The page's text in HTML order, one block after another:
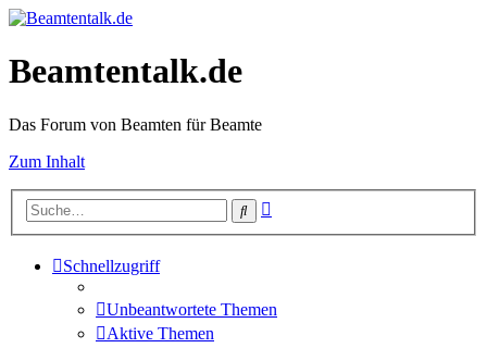
Beamtentalk.de
Das Forum von Beamten für Beamte
Zum Inhalt
Suche
Schnellzugriff
Unbeantwortete Themen
Aktive Themen